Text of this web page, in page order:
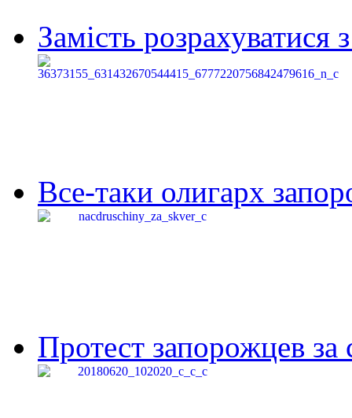
Замість
Все-таки олигарх
Протест запорожцев за